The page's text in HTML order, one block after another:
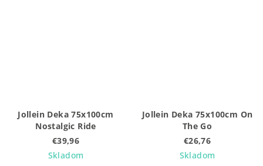
Jollein Deka 75x100cm
Nostalgic Ride
€39,96
Skladom
Jollein Deka 75x100cm On
The Go
€26,76
Skladom